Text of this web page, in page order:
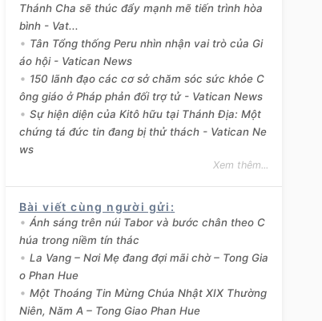
Thánh Cha sẽ thúc đẩy mạnh mẽ tiến trình hòa
bình - Vat...
Tân Tổng thống Peru nhìn nhận vai trò của Gi
áo hội - Vatican News
150 lãnh đạo các cơ sở chăm sóc sức khỏe C
ông giáo ở Pháp phản đối trợ tử - Vatican News
Sự hiện diện của Kitô hữu tại Thánh Địa: Một
chứng tá đức tin đang bị thử thách - Vatican Ne
ws
Xem thêm...
Bài viết cùng người gửi :
Ánh sáng trên núi Tabor và bước chân theo C
húa trong niềm tín thác
La Vang – Nơi Mẹ đang đợi mãi chờ – Tong Gia
o Phan Hue
Một Thoáng Tin Mừng Chúa Nhật XIX Thường
Niên, Năm A – Tong Giao Phan Hue